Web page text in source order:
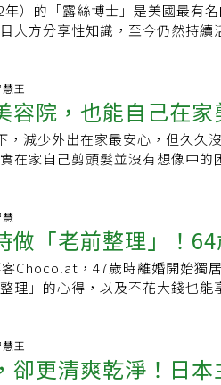
）的「露絲博士」是美國最有
大方分享性知識，至今仍然持續
王
容院，也能自己在家
用的3個不失敗技巧
，減少外出在家最安心，但久久
在家自己剪頭髮並沒有想像中的
做「老前整理」！
日子過得小一點、好
Chocolat，47歲時離婚開始獨
理」的心得，以及不花大錢也能
王
卻更清爽乾淨！日